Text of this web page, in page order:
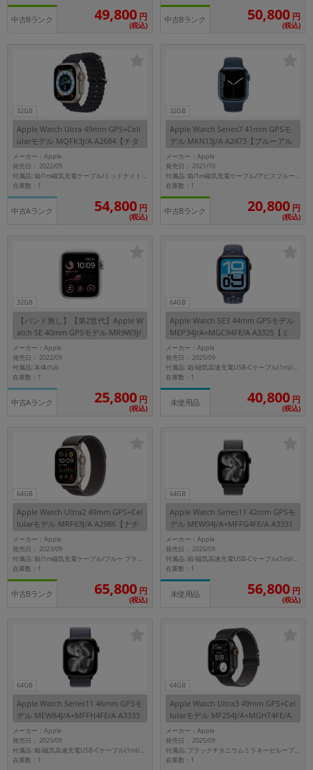
中古Bランク 49,800 円
(税込)
中古Bランク 50,800 円
(税込)
32GB
Apple Watch Ultra 49mm GPS+Cell
ularモデル MQFK3J/A A2684【チタ
ニウムケース/ミッドナイトオーシャ
ンバンド】
メーカー：Apple
発売日： 2022/09
付属品: 箱/1m磁気充電ケーブル/ミッドナイトオーシャンバンド/マニュアル
在庫数：1
中古Aランク 54,800 円
(税込)
32GB
Apple Watch Series7 41mm GPSモ
デル MKN13J/A A2473【ブルーアル
ミニウムケース/アビスブルースポー
ツバンド】
メーカー：Apple
発売日： 2021/10
付属品: 箱/1m磁気充電ケーブル/アビスブルースポーツバンド/マニュアル
在庫数：1
中古Bランク 20,800 円
(税込)
32GB
【バンド無し】【第2世代】Apple W
atch SE 40mm GPSモデル MR9W3J/
A A2722【スターライトアルミニウ
ムケース】
メーカー：Apple
発売日： 2022/09
付属品: 本体のみ
在庫数：1
中古Aランク 25,800 円
(税込)
64GB
Apple Watch SE3 44mm GPSモデル
MEP34J/A+MGC94FE/A A3325【ミ
ッドナイトアルミニウムケース/ブル
ーリボンNikeスポーツバンド(S/M)】
メーカー：Apple
発売日： 2025/09
付属品: 箱/磁気高速充電USB-Cケーブル(1m)/ブルーリボンNikeスポーツバンド(S/M)/マニュアル
在庫数：1
未使用品 40,800 円
(税込)
64GB
Apple Watch Ultra2 49mm GPS+Cel
lularモデル MRF63J/A A2986【ナチ
ュラルチタニウムケース/ブルー ブ
ラックトレイルループ(M/L)】
メーカー：Apple
発売日： 2023/09
付属品: 箱/1m磁気充電ケーブル/ブルー ブラックトレイルループ(M/L)/マニュアル
在庫数：1
中古Bランク 65,800 円
(税込)
64GB
Apple Watch Series11 42mm GPSモ
デル MEW04J/A+MFFG4FE/A A3331
【ジェットブラックアルミニウムケ
ース/ダークグレイスポーツループ】
メーカー：Apple
発売日： 2025/09
付属品: 箱/磁気高速充電USB-Cケーブル(1m)/ダークグレイスポーツループ/マニュアル
在庫数：1
未使用品 56,800 円
(税込)
64GB
Apple Watch Series11 46mm GPSモ
デル MEW84J/A+MFFH4FE/A A3333
【ジェットブラックアルミニウムケ
ース/アンカーブルースポーツルー
プ】
メーカー：Apple
発売日： 2025/09
付属品: 箱/磁気高速充電USB-Cケーブル(1m)/アンカーブルースポーツループ/マニュアル
在庫数：1
64GB
Apple Watch Ultra3 49mm GPS+Cel
lularモデル MF254J/A+MGHT4FE/A
A3281【ブラックチタニウムケース/
ブラックチタニウムミラネーゼルー
プ(M)】
メーカー：Apple
発売日： 2025/09
付属品: ブラックチタニウムミラネーゼループ(M)
在庫数：1